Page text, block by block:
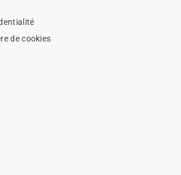
de cookies